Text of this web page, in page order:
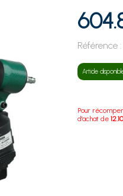
Référence :
Article
Pour
d'achat de